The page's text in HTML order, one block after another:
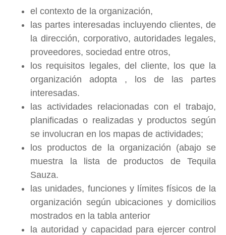
el contexto de la organización,
las partes interesadas incluyendo clientes, de
la dirección, corporativo, autoridades legales,
proveedores, sociedad entre otros,
los requisitos legales, del cliente, los que la
organización adopta , los de las partes
interesadas.
las actividades relacionadas con el trabajo,
planificadas o realizadas y productos según
se involucran en los mapas de actividades;
los productos de la organización (abajo se
muestra la lista de productos de Tequila
Sauza.
las unidades, funciones y límites físicos de la
organización según ubicaciones y domicilios
mostrados en la tabla anterior
la autoridad y capacidad para ejercer control